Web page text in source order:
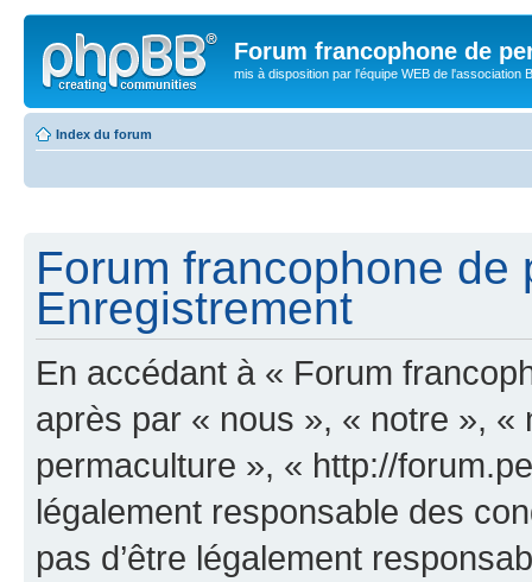
Forum francophone de
mis à disposition par l'équipe WEB de l'association
Index du forum
Forum francophone de
Enregistrement
En accédant à « Forum
après par « nous », « notre »,
permaculture », « http://
légalement responsable des
pas d’être légalement